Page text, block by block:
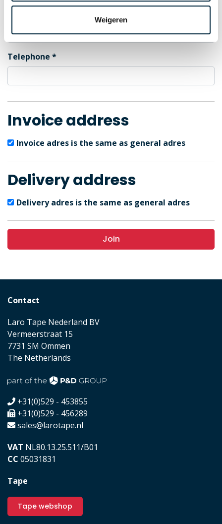
Weigeren
Telephone
Invoice address
Invoice adres is the same as general adres
Delivery address
Delivery adres is the same as general adres
Join
Contact
Laro Tape Nederland BV
Vermeerstraat 15
7731 SM Ommen
The Netherlands
+31(0)529 - 453855
+31(0)529 - 456289
sales@larotape.nl
VAT NL80.13.25.511/B01
CC 05031831
Tape
Tape webshop